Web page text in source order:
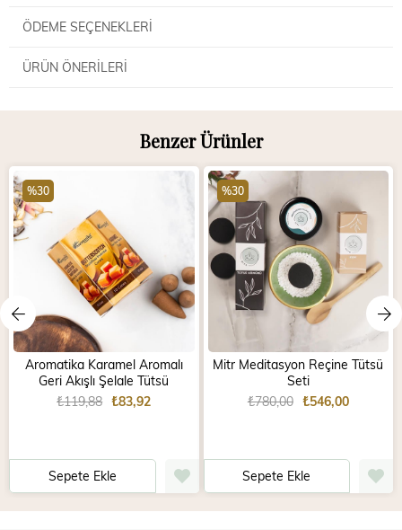
ÖDEME SEÇENEKLERI
ÜRÜN ÖNERILERI
Benzer Ürünler
Aromatika Karamel Aromalı
Geri Akışlı Şelale Tütsü
₺83,92
₺119,88
Sepete Ekle
%30
Mitr Meditasyon Reçine Tütsü
Seti
₺546,00
₺780,00
Sepete Ekle
%30